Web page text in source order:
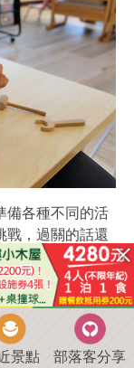
備各種不同的活
戰，過關的話還
景點 部落客分享